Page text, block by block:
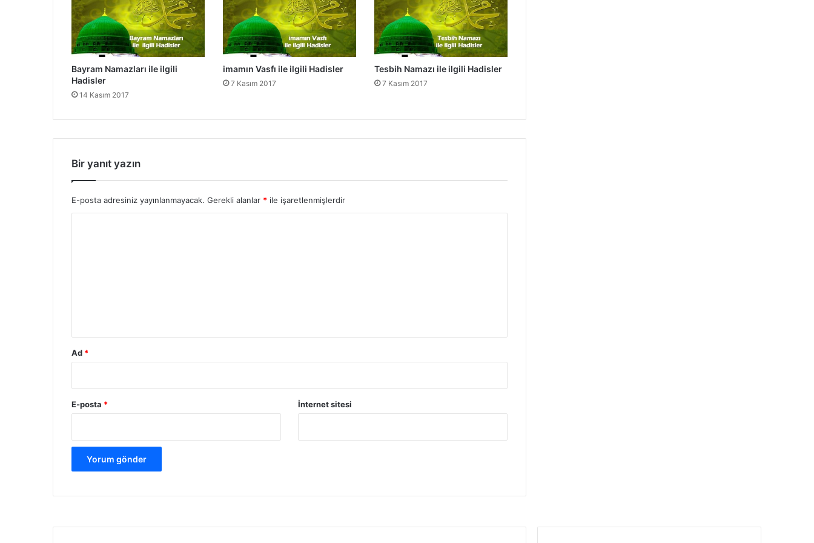
H
a
d
s
l
e
l
e
r
Bayram Namazları ile ilgili
Hadisler
14 Kasım 2017
imamın Vasfı ile ilgili Hadisler
7 Kasım 2017
Tesbih Namazı ile ilgili Hadisler
7 Kasım 2017
Bir yanıt yazın
E-posta adresiniz yayınlanmayacak. Gerekli alanlar * ile işaretlenmişlerdir
Ad *
E-posta * İnternet sitesi